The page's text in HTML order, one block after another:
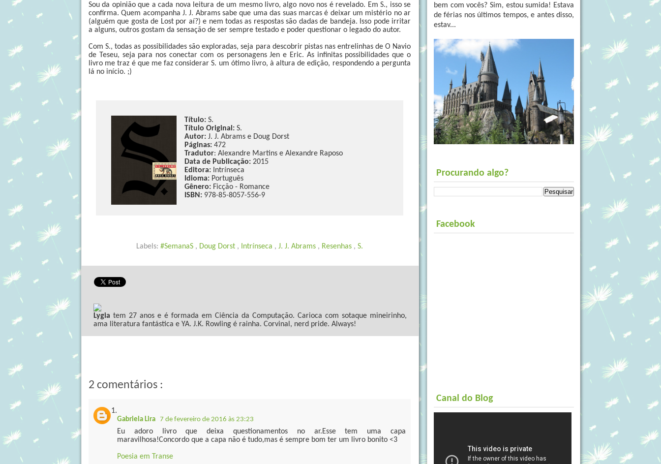
Sou da opinião que a cada nova leitura de um mesmo livro, algo novo nos é revelado. Em S., isso se
confirma. Quem acompanha J. J. Abrams sabe que uma das suas marcas é deixar um mistério no ar
(alguém que gosta de Lost por aí?) e nem todas as respostas são dadas de bandeja. Isso pode irritar
a alguns, outros gostam da sensação de ser sempre testado e poder questionar o legado do autor.
Com S., todas as possibilidades são exploradas, seja para descobrir pistas nas entrelinhas de O Navio
de Teseu, seja para nos conectar com os personagens Jen e Eric. As infinitas possibilidades que o
livro me traz é que me faz considerar S. um ótimo livro, à altura de edição, respondendo a pergunta
lá no início. ;)
Título: S.
Título Original: S.
Autor: J. J. Abrams e Doug Dorst
Páginas: 472
Tradutor: Alexandre Martins e Alexandre Raposo
Data de Publicação: 2015
Editora: Intrínseca
Idioma: Português
Gênero: Ficção - Romance
ISBN: 978-85-8057-556-9
Labels: #SemanaS , Doug Dorst , Intrínseca , J. J. Abrams , Resenhas , S.
Lygia tem 27 anos e é formada em Ciência da Computação. Carioca com sotaque mineirinho,
ama literatura fantástica e YA. J.K. Rowling é rainha. Corvinal, nerd pride. Always!
2 comentários :
Gabriela Lira 7 de fevereiro de 2016 às 23:23
Eu adoro livro que deixa questionamentos no ar.Esse tem uma capa
maravilhosa!Concordo que a capa não é tudo,mas é sempre bom ter um livro bonito <3
Poesia em Transe
bem com vocês? Sim, estou sumida! Estava
de férias nos últimos tempos, e antes disso,
estav...
Procurando algo?
Facebook
Canal do Blog